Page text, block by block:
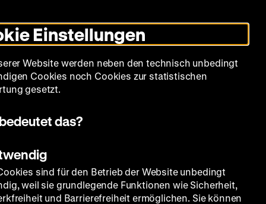
Modus
umschalten
zum
Deutschen
Historischen
in
Deutscher
zum
Deutschen
Historischen
in
Leichter
Sammlung Bildung Museum
Einstellungen
Website werden neben den technisch unbedingt
Cookies noch Cookies zur statistischen
gesetzt.
das?
sind für den Betrieb der Website unbedingt
weil sie grundlegende Funktionen wie Sicherheit,
und Barrierefreiheit ermöglichen. Sie können